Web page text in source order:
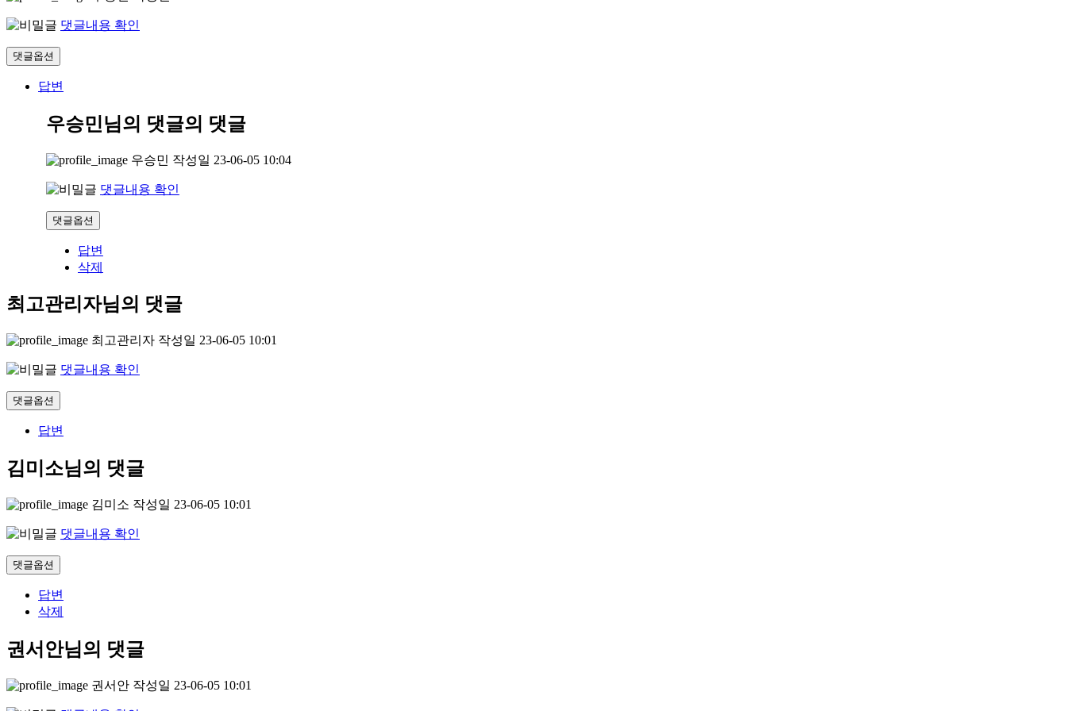
댓글내용 확인
댓글옵션
답변
우승민님의 댓글의 댓글
우승민 작성일 23-06-05 10:04
댓글내용 확인
댓글옵션
답변
삭제
최고관리자님의 댓글
최고관리자 작성일 23-06-05 10:01
댓글내용 확인
댓글옵션
답변
김미소님의 댓글
김미소 작성일 23-06-05 10:01
댓글내용 확인
댓글옵션
답변
삭제
권서안님의 댓글
권서안 작성일 23-06-05 10:01